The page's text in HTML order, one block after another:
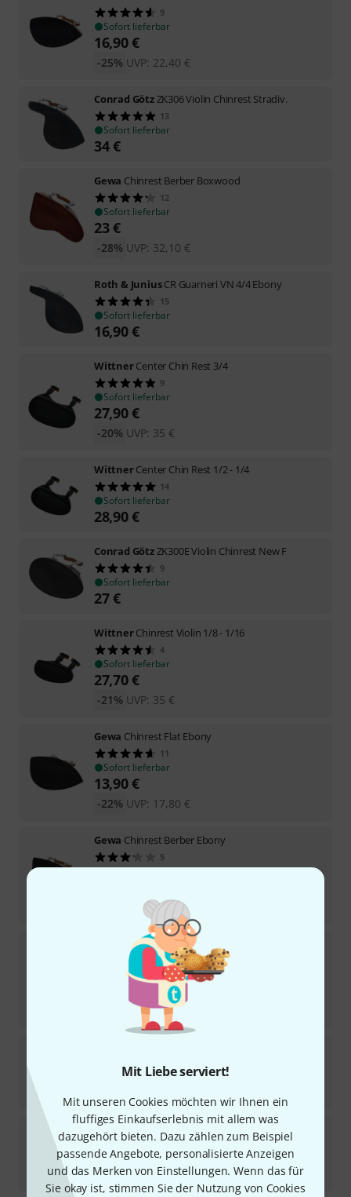
Mit Liebe serviert!
Mit unseren Cookies möchten wir Ihnen ein
fluffiges Einkaufserlebnis mit allem was
dazugehört bieten. Dazu zählen zum Beispiel
passende Angebote, personalisierte Anzeigen
und das Merken von Einstellungen. Wenn das für
Sie okay ist, stimmen Sie der Nutzung von Cookies
9
Sofort lieferbar
16,90€
UVP: 22,40 €
-25%
Conrad GötzZK306 Violin Chinrest Stradiv.
13
Sofort lieferbar
34€
Gewa Chinrest Berber Boxwood
12
Sofort lieferbar
23€
UVP: 32,10 €
-28%
Roth & JuniusCR Guarneri VN 4/4 Ebony
15
Sofort lieferbar
16,90€
WittnerCenter Chin Rest 3/4
9
Sofort lieferbar
27,90€
UVP: 35 €
-20%
WittnerCenter Chin Rest 1/2 - 1/4
14
Sofort lieferbar
28,90€
Conrad GötzZK300E Violin Chinrest New F
9
Sofort lieferbar
27€
WittnerChinrest Violin 1/8 - 1/16
4
Sofort lieferbar
27,70€
UVP: 35 €
-21%
Gewa Chinrest Flat Ebony
11
Sofort lieferbar
13,90€
UVP: 17,80 €
-22%
Gewa Chinrest Berber Ebony
5
Sofort lieferbar
UVP: 26,90 €
Chinrest Paganini 4/4
4
Sofort lieferbar
UVP:17,80 €
2
Sofort lieferbar
€
Berdani Chinrest Titan Dark Boxw. GU/K
In 2–3 Wochen lieferbar
169€